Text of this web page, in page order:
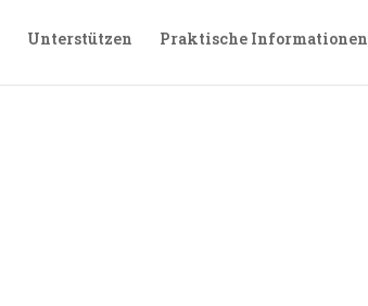
Unterstützen Praktische Informationen